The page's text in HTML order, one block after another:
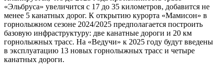
«Эльбруса» увеличится с 17 до 35 километров, добавится не
менее 5 канатных дорог. К открытию курорта «Мамисон» в
горнолыжном сезоне 2024/2025 предполагается построить
базовую инфраструктуру: две канатные дороги и 20 км
горнолыжных трасс. На «Ведучи» к 2025 году будут введены
в эксплуатацию 13 новых горнолыжных трасс и четыре
канатных дороги.